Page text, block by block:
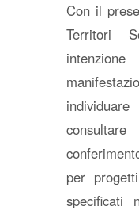
Con il
Territori
per
specificati